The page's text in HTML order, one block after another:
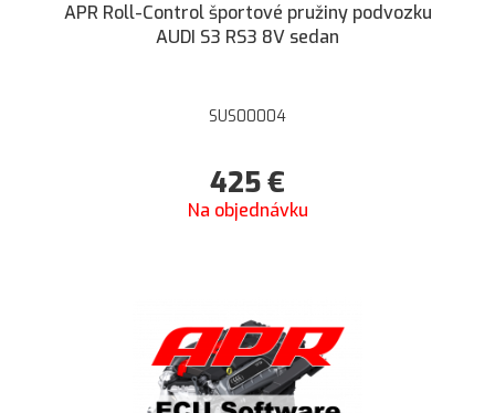
APR Roll-Control športové pružiny podvozku
AUDI S3 RS3 8V sedan
SUS00004
425€
Na objednávku